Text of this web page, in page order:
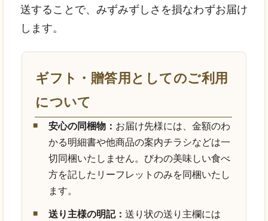
送することで、みずみずしさを損なわずお届け
します。
ギフト・贈答用としてのご利用
について
安心の同梱物： お届け先様には、金額のわ
かる明細書や他商品の案内チラシなどは一
切同梱いたしません。びわの美味しい食べ
方を記したリーフレットのみを同梱いたし
ます。
送り主様の明記： 送り状の送り主欄には